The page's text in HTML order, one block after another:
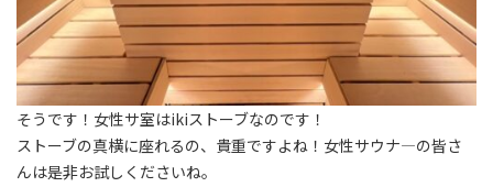
そうです！女性サ室はikiストーブなのです！
ストーブの真横に座れるの、貴重ですよね！女性サウナ―の皆さ
んは是非お試しくださいね。